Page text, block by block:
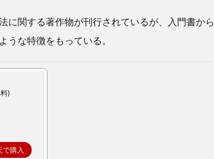
に関する著作物が刊行されているが、入門書から
うな特徴をもっている。
)
で購入